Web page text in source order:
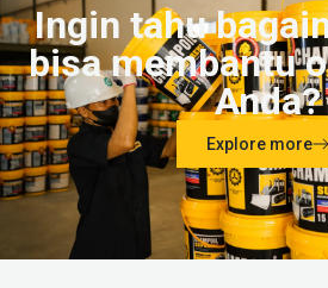
Ingin tahu
bisa membantu
Anda?
Explore more